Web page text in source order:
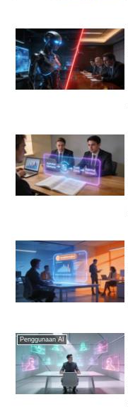
Penggunaan AI